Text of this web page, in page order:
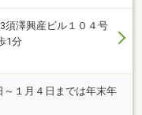
須澤興産ビル１０４号
1分
１月４日までは年末年